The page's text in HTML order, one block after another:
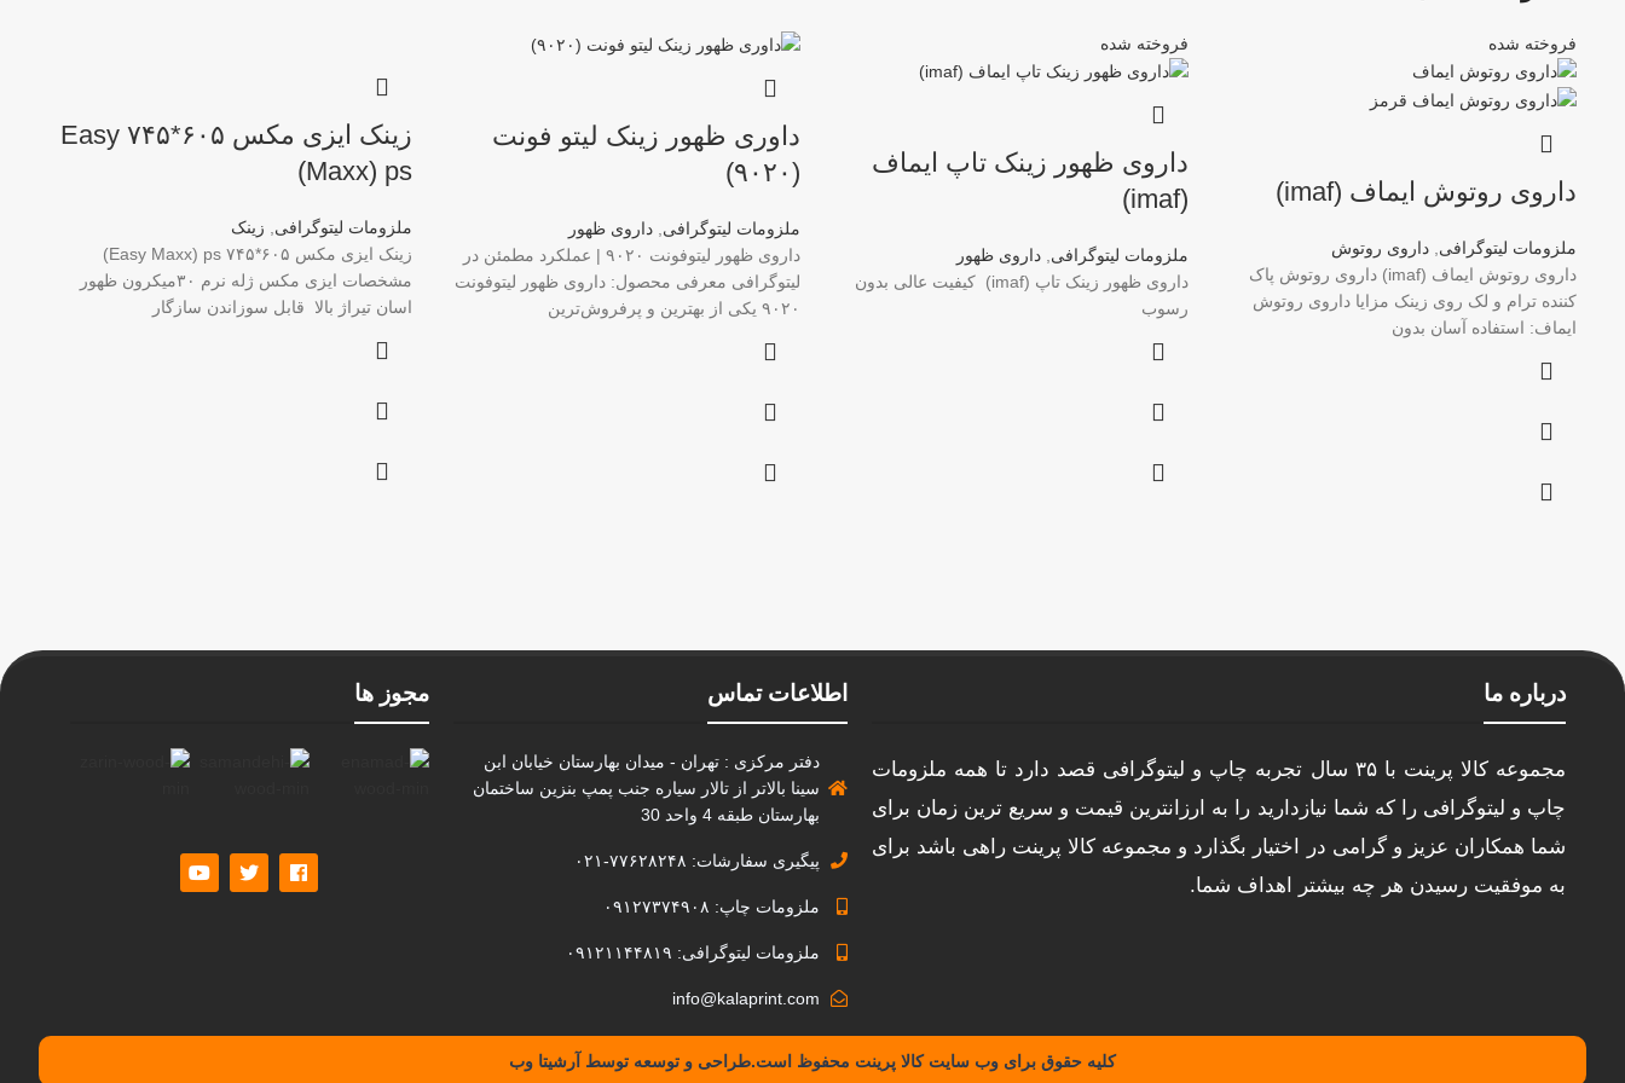
فروخته شده
داروی روتوش ایماف (imaf)
ملزومات لیتوگرافی داروی روتوش
داروی روتوش ایماف (imaf) داروی روتوش پاک
کننده ترام و لک روی زینک مزایا داروی روتوش
ایماف: استفاده آسان بدون
فروخته شده
داروی ظهور زینک تاپ ایماف
(imaf)
ملزومات لیتوگرافی, داروی ظهور
داروی ظهور زینک تاپ (imaf) کیفیت عالی بدون
رسوب
داوری ظهور زینک لیتو فونت
(۹۰۲۰)
ملزومات لیتوگرافی, داروی ظهور
داروی ظهور لیتوفونت ۹۰۲۰ | عملکرد مطمئن در
لیتوگرافی معرفی محصول: داروی ظهور لیتوفونت
۹۰۲۰ یکی از بهترین و پرفروش‌ترین
زینک ایزی مکس ۶۰۵*۷۴۵ Easy
Maxx) ps)
ملزومات لیتوگرافی
زینک
زینک ایزی مکس ۶۰۵*۷۴۵ Easy Maxx) ps)
مشخصات ایزی مکس ژله نرم ۳۰میکرون ظهور
اسان تیراژ بالا قابل سوزاندن سازگار
درباره ما
مجموعه کالا پرینت با ۳۵ سال تجربه چاپ و لیتوگرافی قصد دارد تا همه ملزومات
چاپ و لیتوگرافی را که شما نیازدارید را به ارزانترین قیمت و سریع ترین زمان برای
شما همکاران عزیز و گرامی در اختیار بگذارد و مجموعه کالا پرینت راهی باشد برای
به موفقیت رسیدن هر چه بیشتر اهداف شما.
اطلاعات تماس
دفتر مرکزی : تهران - میدان بهارستان خیابان ابن
سینا بالاتر از تالار سیاره جنب پمپ بنزین ساختمان
بهارستان طبقه 4 واحد 30
پیگیری سفارشات: ۷۷۶۲۸۲۴۸-۰۲۱
ملزومات چاپ: ۰۹۱۲۷۳۷۴۹۰۸
ملزومات لیتوگرافی: ۰۹۱۲۱۱۴۴۸۱۹
info@kalaprint.com
مجوز ها
کلیه حقوق برای وب سایت کالا پرینت محفوظ است.طراحی و توسعه توسط آرشیتا وب